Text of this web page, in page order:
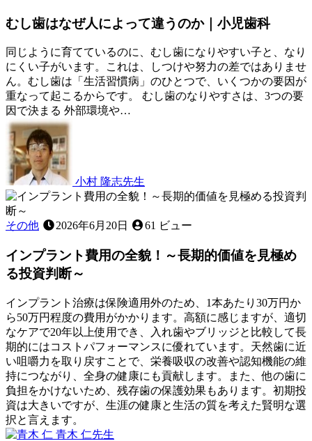
割〜
22
日
の
腔
健
康
度
を
チ
ェ
ッ
ク！
～
見
逃
し
ち
な
イ
ン
を
知
る
～
むし歯はなぜ人によって違うのか｜小児歯科
同じように育てているのに、むし歯になりやすい子と、なり
にくい子がいます。これは、しつけや努力の差ではありませ
ん。むし歯は「生活習慣病」のひとつで、いくつかの要因が
重なって起こるからです。 むし歯のなりやすさは、3つの要
因で決まる 外部環境や…
小村 隆志先生
日
む
し
歯
な
ぜ
人
に
よ
っ
て
違
う
の
か
｜
小
その他 2026年6月20日 61 ビュー
インプラント費用の全貌！～長期的価値を見極め
る投資判断～
インプラント治療は保険適用外のため、1本あたり30万円か
ら50万円程度の費用がかかります。高額に感じますが、適切
なケアで20年以上使用でき、入れ歯やブリッジと比較して長
期的にはコストパフォーマンスに優れています。天然歯に近
い咀嚼力を取り戻すことで、栄養吸収の改善や認知機能の維
持につながり、全身の健康にも貢献します。また、他の歯に
負担をかけないため、残存歯の保護効果もあります。初期投
資は大きいですが、生涯の健康と生活の質を考えた賢明な選
択と言えます。
青木 仁先生